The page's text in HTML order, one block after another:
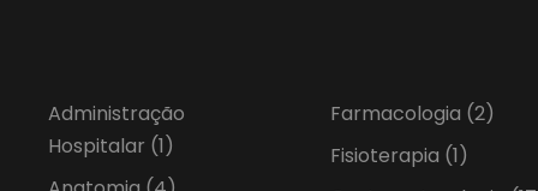
Administração
Hospitalar (1)
Farmacologia (2)
Fisioterapia (1)